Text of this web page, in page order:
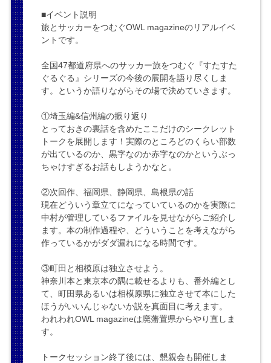
■イベント説明
旅とサッカーをつむぐOWL magazineのリアルイベ
ントです。
全国47都道府県へのサッカー旅をつむぐ『すたすた
ぐるぐる』シリーズの今後の展開を語り尽くしま
す。というか語りながらその場で決めていきます。
①埼玉編&信州編の振り返り
とっておきの裏話を含めたここだけのシークレット
トークを展開します！実際のところどのくらい部数
が出ているのか、黒字なのか赤字なのかというぶっ
ちゃけすぎるお話もしようかなと。
②次回作、福岡県、静岡県、島根県の話
現在どういう章立てになっていているのかを実際に
中村が管理しているファイルを見せながらご紹介し
ます。本の制作過程や、どういうことを考えながら
作っているかがダダ漏れになる時間です。
③町田と相模原は独立させよう。
神奈川本と東京本の隅に載せるよりも、番外編とし
て、町田県あるいは相模原県に独立させて本にした
ほうがいいんじゃないか説を真面目に考えます。
われわれOWL magazineは廃藩置県からやり直しま
す。
トークセッション終了後には、懇親会も開催しま